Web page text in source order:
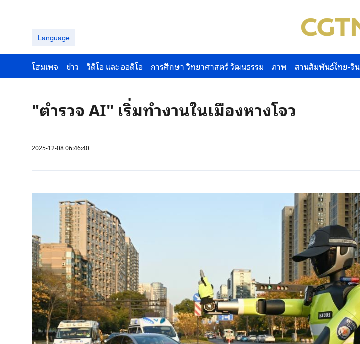
Language
โฮมเพจ ข่าว วีดีโอ และ ออดีโอ การศึกษา วิทยาศาสตร์ วัฒนธรรม ภาพ สานสัมพันธ์ไทย-จีน
"ตำรวจ AI" เริ่มทำงานในเมืองหางโจว
2025-12-08 06:46:40